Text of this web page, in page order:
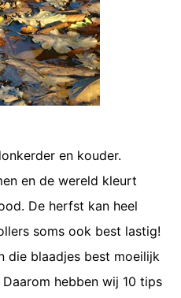
en kouder.
en de wereld kleurt
De herfst kan heel
soms ook best lastig!
die blaadjes best moeilijk
hebben wij 10 tips